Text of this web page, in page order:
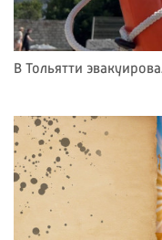
В Тольятти